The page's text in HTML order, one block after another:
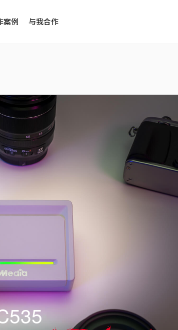
案例 与我合作